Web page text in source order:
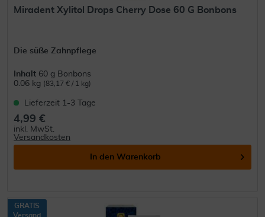
Miradent Xylitol Drops Cherry Dose 60 G Bonbons
Die süße Zahnpflege
Inhalt 60 g Bonbons
0.06 kg (83,17 € / 1 kg)
Lieferzeit 1-3 Tage
4,99 €
inkl. MwSt.
Versandkosten
In den Warenkorb
GRATIS
Versand